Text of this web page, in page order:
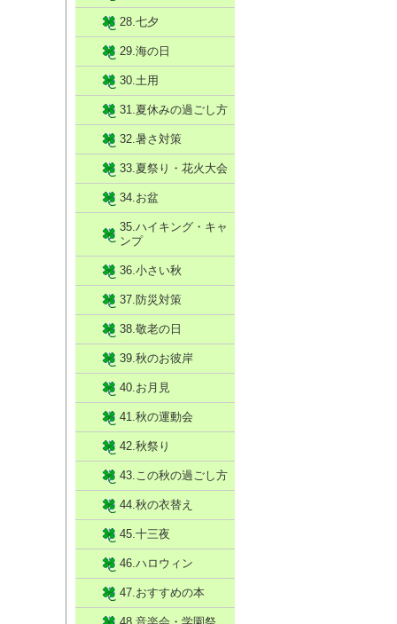
28.七夕
29.海の日
30.土用
31.夏休みの過ごし方
32.暑さ対策
33.夏祭り・花火大会
34.お盆
35.ハイキング・キャ
ンプ
36.小さい秋
37.防災対策
38.敬老の日
39.秋のお彼岸
40.お月見
41.秋の運動会
42.秋祭り
43.この秋の過ごし方
44.秋の衣替え
45.十三夜
46.ハロウィン
47.おすすめの本
48.音楽会・学園祭